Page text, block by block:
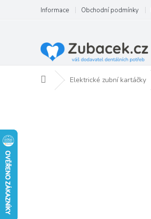
obsah
Informace Obchodní podmínky
Domů Elektrické zubní kartáčky